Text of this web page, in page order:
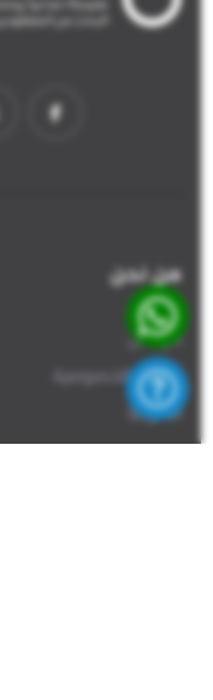
من نحن
من نحن
سياسة الخصوصية
اتصل بنا